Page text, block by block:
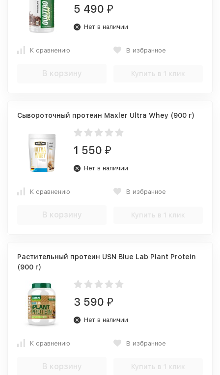
5 490 ₽
Нет в наличии
К сравнению В избранное
В корзину Купить в 1 клик
Сывороточный протеин Maxler Ultra Whey (900 г)
1 550 ₽
Нет в наличии
К сравнению В избранное
В корзину Купить в 1 клик
Растительный протеин USN Blue Lab Plant Protein
(900 г)
3 590 ₽
Нет в наличии
К сравнению В избранное
В корзину Купить в 1 клик